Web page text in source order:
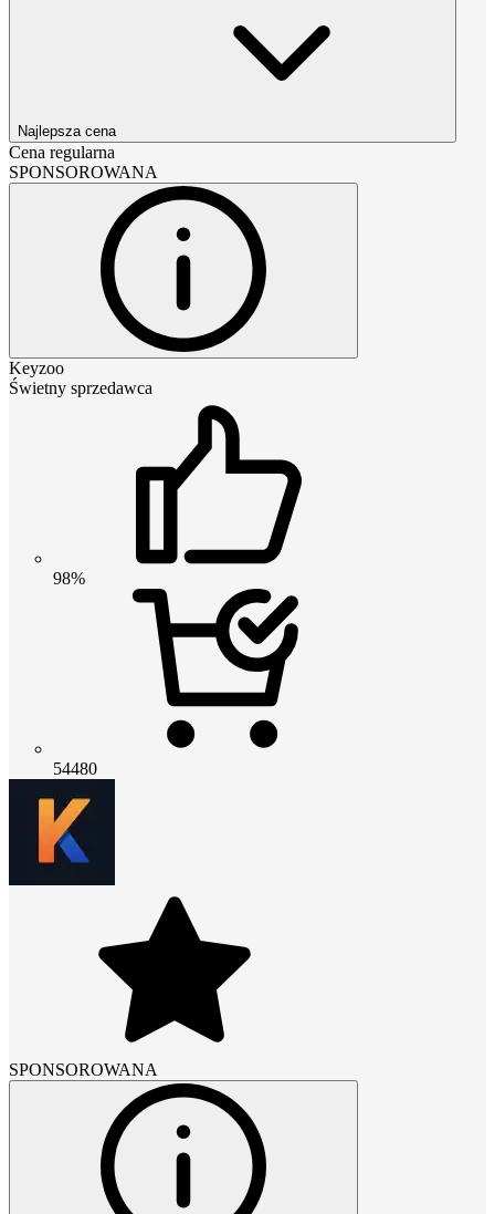
Najlepsza cena
Cena regularna
SPONSOROWANA
Keyzoo
Świetny sprzedawca
98%
54480
SPONSOROWANA